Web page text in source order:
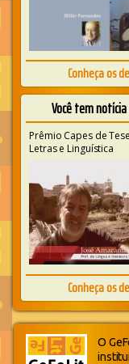
Conheça os
Você tem
Prêmio Capes de
Letras e Linguística
Conheça os
O